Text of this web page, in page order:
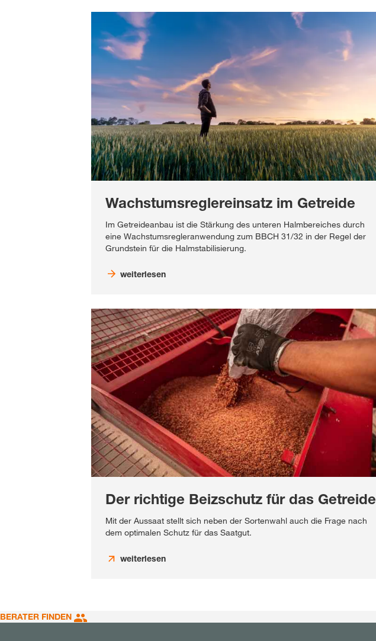
Wachstumsreglereinsatz im Getreide
Im Getreideanbau ist die Stärkung des unteren Halmbereiches durch
eine Wachstumsregleranwendung zum BBCH 31/32 in der Regel der
Grundstein für die Halmstabilisierung.
weiterlesen
Der richtige Beizschutz für das Getreide
Mit der Aussaat stellt sich neben der Sortenwahl auch die Frage nach
dem optimalen Schutz für das Saatgut.
weiterlesen
BERATER FINDEN